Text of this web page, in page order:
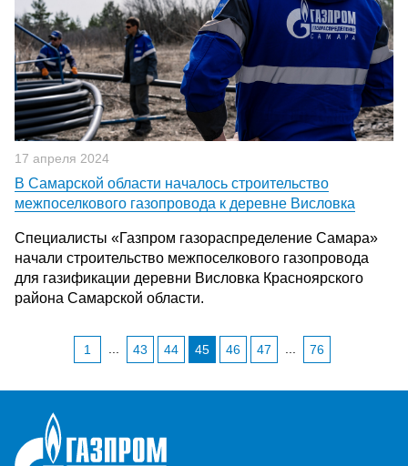
17 апреля 2024
В Самарской области началось строительство
межпоселкового газопровода к деревне Висловка
Специалисты «Газпром газораспределение Самара»
начали строительство межпоселкового газопровода
для газификации деревни Висловка Красноярского
района Самарской области.
1 43 44 45 46 47 76